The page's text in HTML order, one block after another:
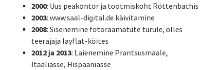
2000: Uus peakontor ja tootmiskoht Röttenbachis
2003: www.saal-digital.de käivitamine
2008: Sisenemine fotoraamatute turule, olles
teerajaja layflat-köites
2012 ja 2013: Laienemine Prantsusmaale,
Itaaliasse, Hispaaniasse